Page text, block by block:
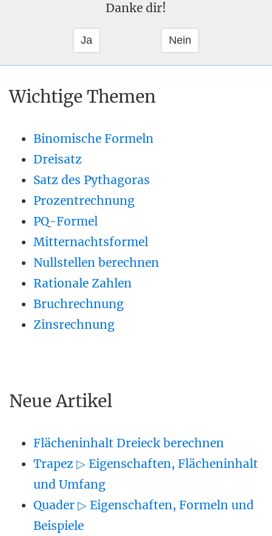
Danke dir!
Wichtige Themen
Binomische Formeln
Dreisatz
Satz des Pythagoras
Prozentrechnung
PQ-Formel
Mitternachtsformel
Nullstellen berechnen
Rationale Zahlen
Bruchrechnung
Zinsrechnung
Neue Artikel
Flächeninhalt Dreieck berechnen
Trapez ▷ Eigenschaften, Flächeninhalt
und Umfang
Quader ▷ Eigenschaften, Formeln und
Beispiele